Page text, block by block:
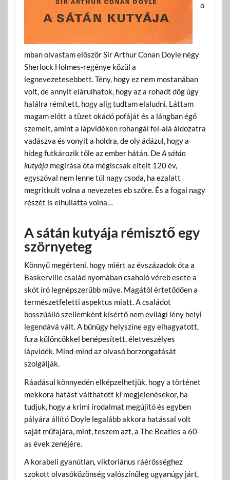
o
mban olvastam először Sir Arthur Conan Doyle négy
Sherlock Holmes-regénye közül a
legnevezetesebbett. Tény, hogy ez nem mostanában
volt, de annyit elárulhatok, hogy az a rohadt dög úgy
halálra rémített, hogy alig tudtam elaludni. Láttam
magam előtt a tüzet okádó pofáját és a lángban égő
szemeit, amint a lápvidéken rohangál fel-alá áldozatra
vadászva és vonyít a holdra, de oly ádázul, hogy a
hideg futkározik tőle az ember hátán. DeA sátán
kutyája megírása óta mégiscsak eltelt 120 év,
egyszóval nem lenne túl nagy csoda, ha ezalatt
megritkult volna a nevezetes eb szőre. És a fogai nagy
részét is elhullatta volna…
A sátán kutyája rémisztő egy
szörnyeteg
Könnyű megérteni, hogy miért az évszázadok óta a
Baskerville család nyomában csaholó véreb esete a
skót író legnépszerűbb műve. Magától értetődően a
természetfeletti aspektus miatt. A családot
bosszúálló szellemként kísértő nem evilági lény helyi
legendává vált. A bűnügy helyszíne egy elhagyatott,
fura különcökkel benépesített, életveszélyes
lápvidék. Mind-mind az olvasó borzongatását
szolgálják.
Ráadásul könnyedén elképzelhetjük, hogy a történet
mekkora hatást válthatott ki megjelenésekor, ha
tudjuk, hogy a krimi irodalmat megújító és egyben
pályára állító Doyle legalább akkora hatással volt
saját műfajára, mint, teszem azt, a The Beatles a 60-
as évek zenéjére.
A korabeli gyanútlan, viktoriánus ráérősséghez
szokott olvasóközönség valószínűleg ugyanúgy járt,